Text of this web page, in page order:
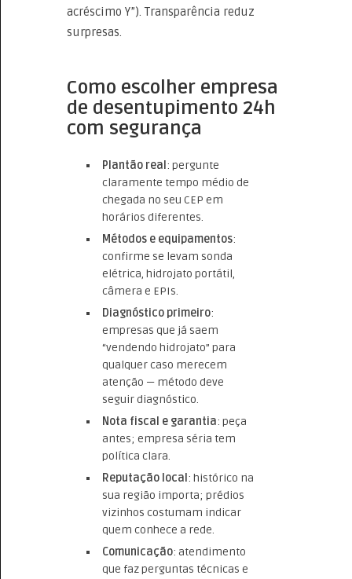
acréscimo Y”). Transparência reduz
surpresas.
Como escolher empresa
de desentupimento 24h
com segurança
Plantão real : pergunte
claramente tempo médio de
chegada no seu CEP em
horários diferentes.
Métodos e equipamentos:
confirme se levam sonda
elétrica, hidrojato portátil,
câmera e EPIs.
Diagnóstico primeiro:
empresas que já saem
“vendendo hidrojato” para
qualquer caso merecem
atenção — método deve
seguir diagnóstico.
Nota fiscal e garantia: peça
antes; empresa séria tem
política clara.
Reputação local : histórico na
sua região importa; prédios
vizinhos costumam indicar
quem conhece a rede.
Comunicação: atendimento
que faz perguntas técnicas e